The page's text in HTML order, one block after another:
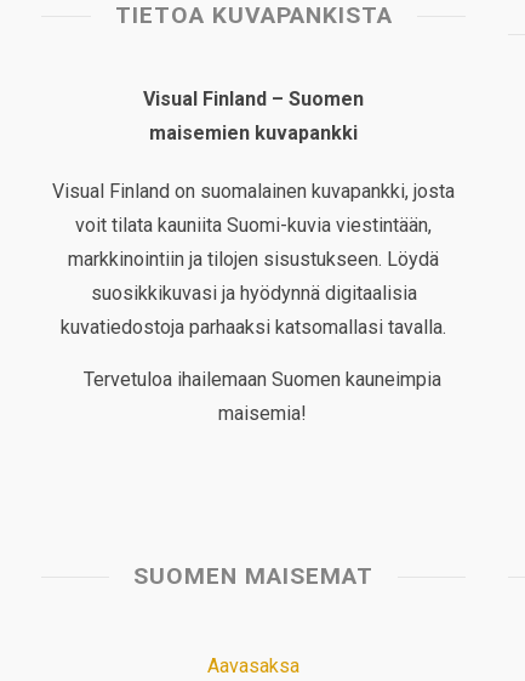
TIETOA KUVAPANKISTA
Visual Finland – Suomen
maisemien kuvapankki
Visual Finland on suomalainen kuvapankki, josta
voit tilata kauniita Suomi-kuvia viestintään,
markkinointiin ja tilojen sisustukseen. Löydä
suosikkikuvasi ja hyödynnä digitaalisia
kuvatiedostoja parhaaksi katsomallasi tavalla.
Tervetuloa ihailemaan Suomen kauneimpia
maisemia!
SUOMEN MAISEMAT
Aavasaksa